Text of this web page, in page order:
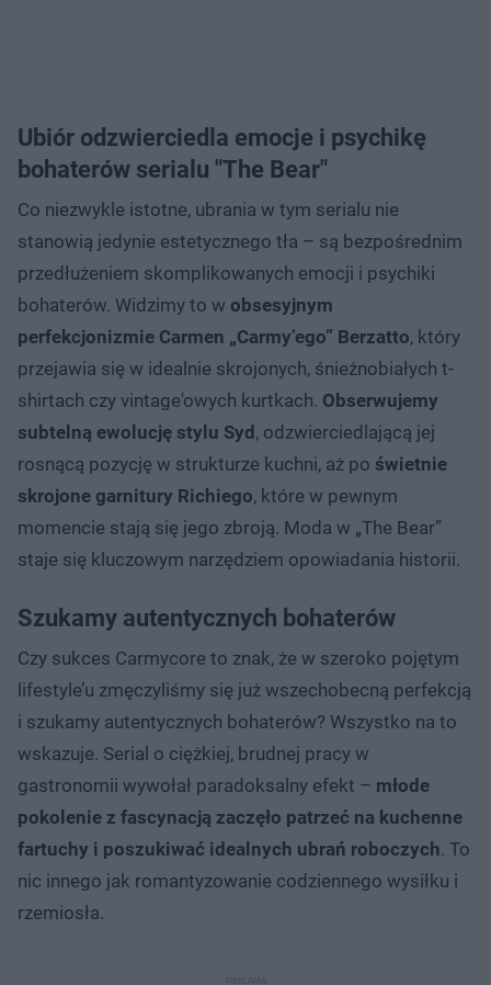
Ubiór odzwierciedla emocje i psychikę
bohaterów serialu "The Bear"
Co niezwykle istotne, ubrania w tym serialu nie
stanowią jedynie estetycznego tła – są bezpośrednim
przedłużeniem skomplikowanych emocji i psychiki
bohaterów. Widzimy to w obsesyjnym
perfekcjonizmie Carmen „Carmy’ego” Berzatto, który
przejawia się w idealnie skrojonych, śnieżnobiałych t-
shirtach czy vintage'owych kurtkach. Obserwujemy
subtelną ewolucję stylu Syd, odzwierciedlającą jej
rosnącą pozycję w strukturze kuchni, aż po świetnie
skrojone garnitury Richiego, które w pewnym
momencie stają się jego zbroją. Moda w „The Bear”
staje się kluczowym narzędziem opowiadania historii.
Szukamy autentycznych bohaterów
Czy sukces Carmycore to znak, że w szeroko pojętym
lifestyle’u zmęczyliśmy się już wszechobecną perfekcją
i szukamy autentycznych bohaterów? Wszystko na to
wskazuje. Serial o ciężkiej, brudnej pracy w
gastronomii wywołał paradoksalny efekt – młode
pokolenie z fascynacją zaczęło patrzeć na kuchenne
fartuchy i poszukiwać idealnych ubrań roboczych. To
nic innego jak romantyzowanie codziennego wysiłku i
rzemiosła.